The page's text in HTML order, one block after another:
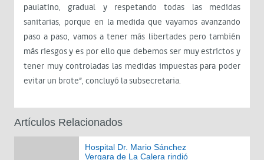
paulatino, gradual y respetando todas las medidas
sanitarias, porque en la medida que vayamos avanzando
paso a paso, vamos a tener más libertades pero también
más riesgos y es por ello que debemos ser muy estrictos y
tener muy controladas las medidas impuestas para poder
evitar un brote”, concluyó la subsecretaria.
Artículos Relacionados
Hospital Dr. Mario Sánchez
Vergara de La Calera rindió